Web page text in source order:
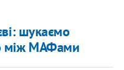
шукаємо
між МАФами